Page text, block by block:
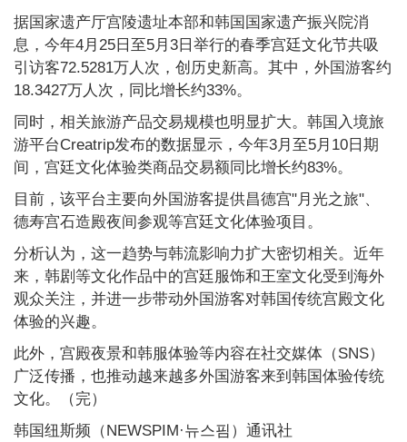
据国家遗产厅宫陵遗址本部和韩国国家遗产振兴院消
息，今年4月25日至5月3日举行的春季宫廷文化节共吸
引访客72.5281万人次，创历史新高。其中，外国游客约
18.3427万人次，同比增长约33%。
同时，相关旅游产品交易规模也明显扩大。韩国入境旅
游平台Creatrip发布的数据显示，今年3月至5月10日期
间，宫廷文化体验类商品交易额同比增长约83%。
目前，该平台主要向外国游客提供昌德宫"月光之旅"、
德寿宫石造殿夜间参观等宫廷文化体验项目。
分析认为，这一趋势与韩流影响力扩大密切相关。近年
来，韩剧等文化作品中的宫廷服饰和王室文化受到海外
观众关注，并进一步带动外国游客对韩国传统宫殿文化
体验的兴趣。
此外，宫殿夜景和韩服体验等内容在社交媒体（SNS）
广泛传播，也推动越来越多外国游客来到韩国体验传统
文化。（完）
韩国纽斯频（NEWSPIM·뉴스핌）通讯社